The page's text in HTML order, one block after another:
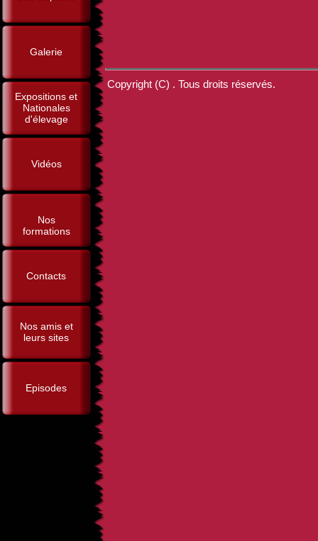
Galerie
Expositions et
Nationales
d'élevage
Vidéos
Nos
formations
Contacts
Nos amis et
leurs sites
Episodes
Copyright (C) . Tous droits réservés.